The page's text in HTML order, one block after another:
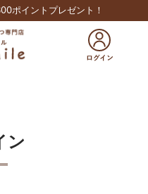
ポイントプレゼント！
ン